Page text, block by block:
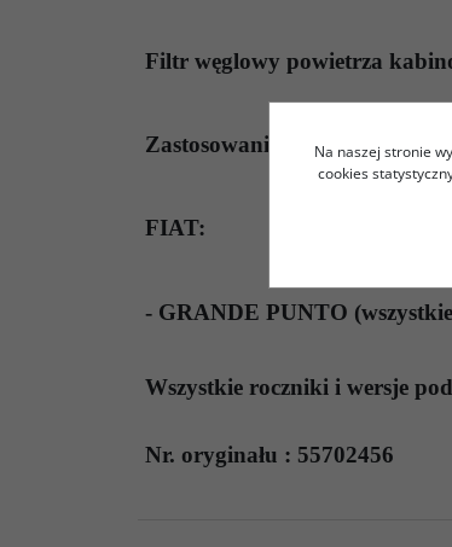
Filtr węglowy powietrza
Zastosowanie:
FIAT:
- GRANDE PUNTO
Wszystkie roczniki i wersje
Nr. oryginału : 55702456
Na naszej stronie
cookies